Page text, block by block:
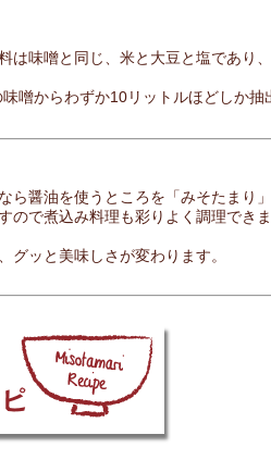
は味噌と同じ、米と大豆と塩であり
噌からわずか10リットルほどしか
醤油を使うところを「みそたまり
で煮込み料理も彩りよく調理できま
グッと美味しさが変わります。